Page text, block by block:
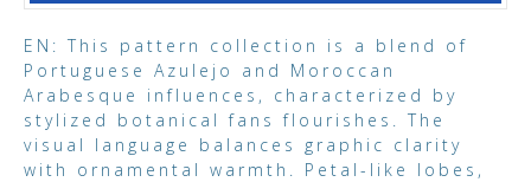
EN: This pattern collection is a blend of
Portuguese Azulejo and Moroccan
Arabesque influences, characterized by
stylized botanical fans flourishes. The
visual language balances graphic clarity
with ornamental warmth. Petal-like lobes,